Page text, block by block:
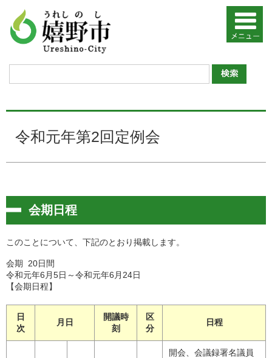
令和元年第2回定例会
会期日程
このことについて、下記のとおり掲載します。
会期 20日間
令和元年6月5日～令和元年6月24日
【会期日程】
日
次
月日
開議時
刻
区
分
日程
開会、会議録署名議員